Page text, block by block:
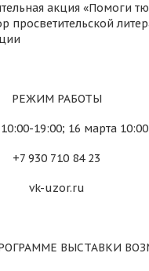
акция «Помоги
просветительской
РЕЖИМ РАБОТЫ
19:00; 16 марта
+7 930 710 84 23
vk-uzor.ru
ВЫСТАВКИ